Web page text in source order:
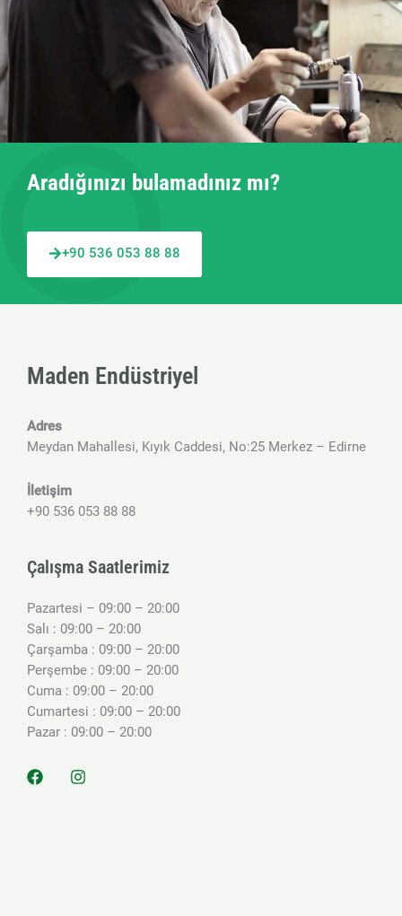
Aradığınızı bulamadınız mı?
+90 536 053 88 88
Maden Endüstriyel
Adres
Meydan Mahallesi, Kıyık Caddesi, No:25 Merkez – Edirne
İletişim
+90 536 053 88 88
Çalışma Saatlerimiz
Pazartesi – 09:00 – 20:00
Salı : 09:00 – 20:00
Çarşamba : 09:00 – 20:00
Perşembe : 09:00 – 20:00
Cuma : 09:00 – 20:00
Cumartesi : 09:00 – 20:00
Pazar : 09:00 – 20:00